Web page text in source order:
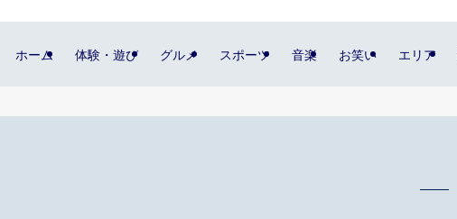
ホーム 体験・遊び グルメ スポーツ 音楽 お笑い エリア